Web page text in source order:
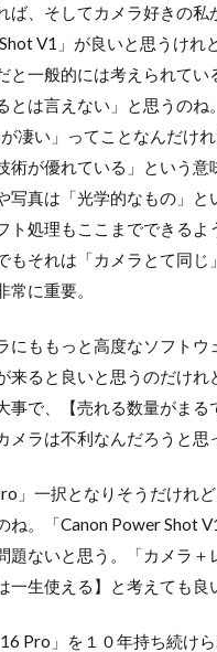
ば、そしてカメラ好きの私
V1」が良いと思うけれ
と一般的には考えられてい
とは言えない」と思うのね
凄い」ってことなんだけ
術が優れている」という意
写真は「光学的なもの」と
ト処理もここまでできるよ
もそれは「カメラとて同じ
常に重要。
にももっと高度なソフトウ
来ると良いと思うのだけれ
事で、【売れる数量がまる
メラは不利なんだろうと思
」一択となりそうだけれ
ね。「Canon Power Shot
題ないと思う。「カメラ＋
一生使える】と考えても良
Pro」を１０年持ち続け